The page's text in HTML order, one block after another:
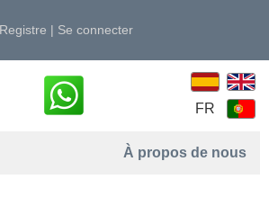
Registre | Se connecter
FR
À propos de nous